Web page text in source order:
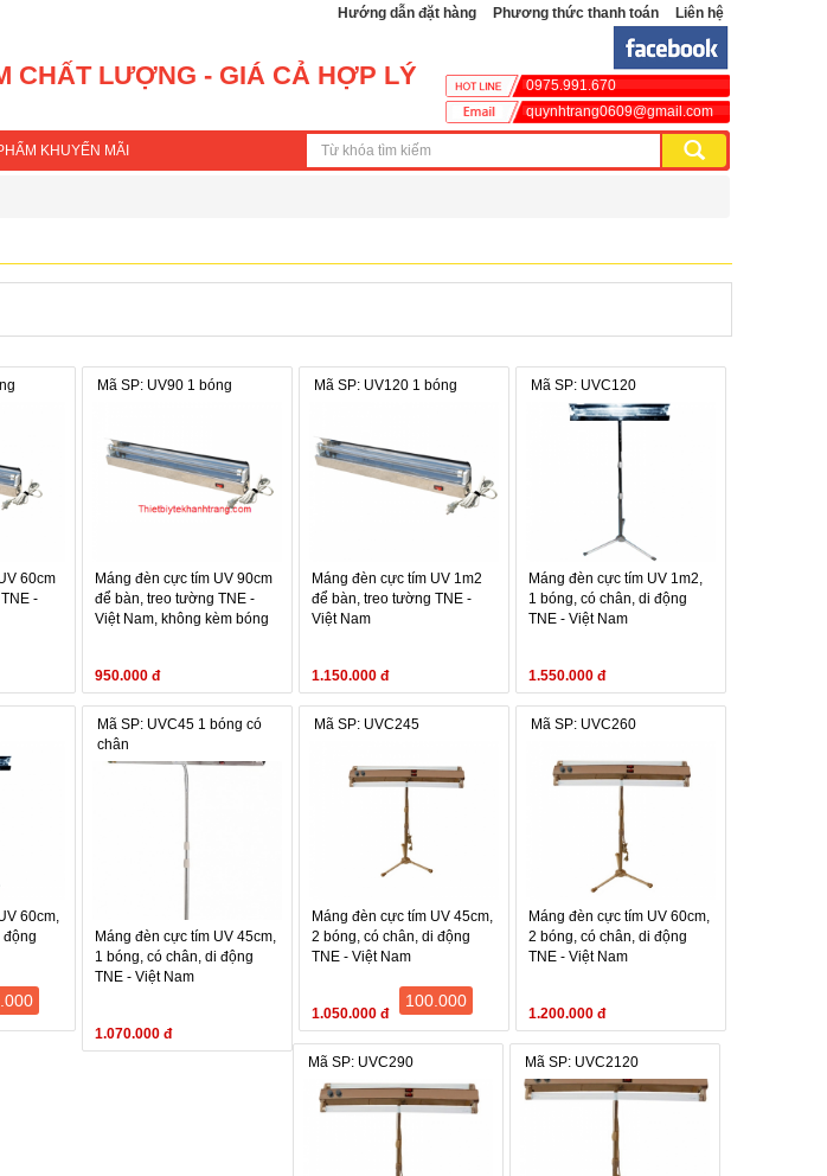
Hướng dẫn đặt hàng Phương thức thanh toán Liên hệ
CHẤT LƯỢNG - GIÁ CẢ HỢP LÝ
0975.991.670
quynhtrang0609@gmail.com
KHUYẾN MÃI
60cm
-
Mã SP: UV90 1 bóng
Máng đèn cực tím UV 90cm
để bàn, treo tường TNE -
Việt Nam, không kèm bóng
950.000 đ
Mã SP: UV120 1 bóng
Máng đèn cực tím UV 1m2
để bàn, treo tường TNE -
Việt Nam
1.150.000 đ
Mã SP: UVC120
Máng đèn cực tím UV 1m2,
1 bóng, có chân, di động
TNE - Việt Nam
1.550.000 đ
60cm,
động
Mã SP: UVC45 1 bóng có
chân
Máng đèn cực tím UV 45cm,
1 bóng, có chân, di động
TNE - Việt Nam
1.070.000 đ
Mã SP: UVC245
Máng đèn cực tím UV 45cm,
2 bóng, có chân, di động
TNE - Việt Nam
1.050.000 đ
100.000
Mã SP: UVC260
Máng đèn cực tím UV 60cm,
2 bóng, có chân, di động
TNE - Việt Nam
1.200.000 đ
Mã SP: UVC290 Mã SP: UVC2120